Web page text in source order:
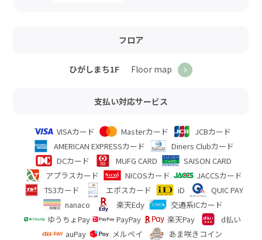
フロア
ひがしまち1F Floor map
支払い対応サービス
VISAカード Masterカード
JCBカード
AMERICAN EXPRESSカード
Diners Clubカード
DCカード
MUFG CARD
SAISON CARD
アプラスカード
NICOSカード
JACCSカード
TS3カード
エポスカード iD
QUIC PAY
nanaco
楽天Edy
交通系ICカード
ゆうちょPay
PayPay 楽天Pay
d払い
auPay
メルペイ
あま咲きコイン